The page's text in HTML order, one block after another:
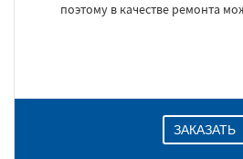
поэтому в качестве ремонта
ЗАКАЗАТЬ